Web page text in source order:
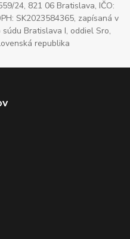
24, 821 06 Bratislava, IČO:
SK2023584365, zapísaná v
Bratislava I, oddiel Sro,
republika